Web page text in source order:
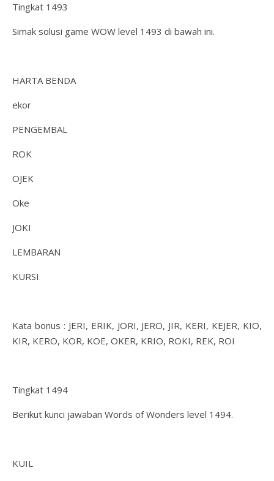
Tingkat 1493
Simak solusi game WOW level 1493 di bawah ini.
HARTA BENDA
ekor
PENGEMBAL
ROK
OJEK
Oke
JOKI
LEMBARAN
KURSI
Kata bonus : JERI, ERIK, JORI, JERO, JIR, KERI, KEJER, KIO,
KIR, KERO, KOR, KOE, OKER, KRIO, ROKI, REK, ROI
Tingkat 1494
Berikut kunci jawaban Words of Wonders level 1494.
KUIL